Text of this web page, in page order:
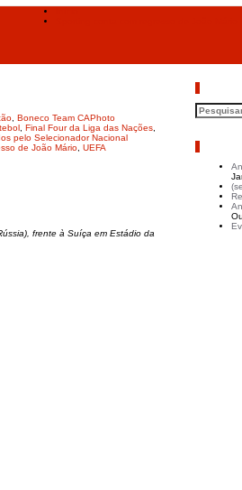
Boneco Team CAPhoto
Final Four da Liga das Nações
pelo Selecionador Nacional
de João Mário UEFA
frente à Suíça em Estádio da